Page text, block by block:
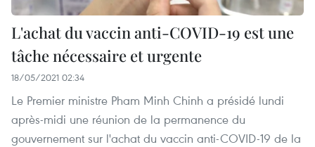
L'achat du vaccin anti-COVID-19 est une
tâche nécessaire et urgente
18/05/2021 02:34
Le Premier ministre Pham Minh Chinh a présidé lundi
après-midi une réunion de la permanence du
gouvernement sur l'achat du vaccin anti-COVID-19 de la